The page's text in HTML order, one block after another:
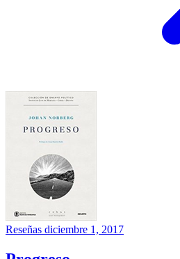
Reseñas diciembre 1, 2017